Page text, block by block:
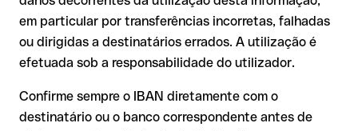
ser verificada pelo próprio TSB Bank ou através de uma
transferência de teste.
comissões adicionais.
Recomendação
: verifique cada IBAN antes de efetuar uma
transferência com o nosso IBAN Checker gratuito e, em caso
de dúvida, confirme-o diretamente com o destinatário. Esta
precaução é especialmente importante com montantes
elevados ou em novas relações comerciais.
em particular por transferências incorretas, falhadas
ou dirigidas a destinatários errados. A utilização é
efetuada sob a responsabilidade do utilizador.
Confirme sempre o IBAN diretamente com o
destinatário ou o banco correspondente antes de